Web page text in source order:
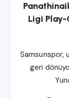
Ligi Play-
Samsunspor,
geri